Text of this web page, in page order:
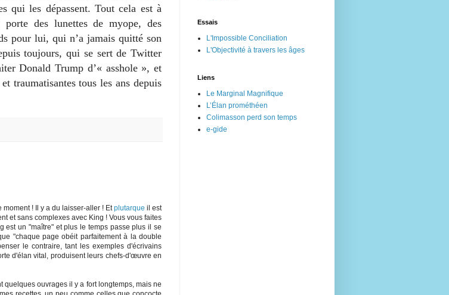
qui les dépassent. Tout cela est à
des lunettes de myope, des
pour lui, qui n’a jamais quitté son
toujours, qui se sert de Twitter
Donald Trump d’« asshole », et
traumatisantes tous les ans depuis
! Il y a du laisser-aller ! Etplutarque il est
et sans complexes avec King ! Vous vous faites
est un "maître" et plus le temps passe plus il se
"chaque page obéit parfaitement à la double
le contraire, tant les exemples d'écrivains
d'élan vital, produisent leurs chefs-d'œuvre en
ouvrages il y a fort longtemps, mais ne
Essais
L'Impossible Conciliation
L'Objectivité à travers les âges
Liens
Le Marginal Magnifique
L’Élan prométhéen
Colimasson perd son temps
e-gide